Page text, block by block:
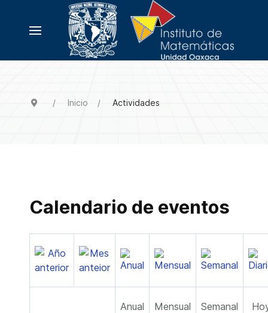
Inicio Actividades
Calendario de eventos
Anual Mensual Semanal